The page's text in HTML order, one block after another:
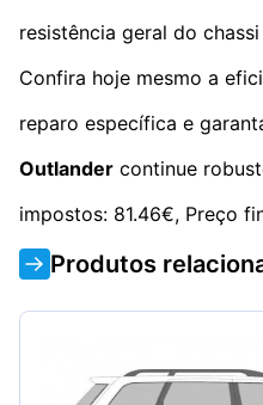
resistência geral do
Confira hoje mesmo a
reparo específica e
Outlander continue
impostos: 81.46€, Preço
Produtos